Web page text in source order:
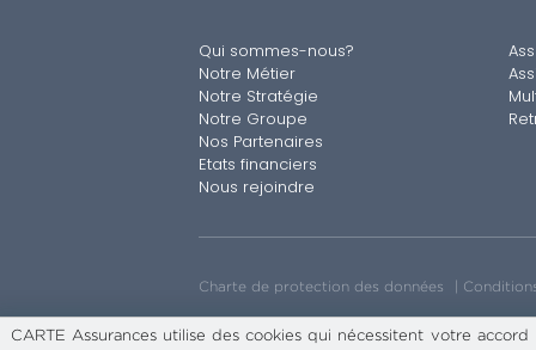
Qui sommes-nous?
Notre Métier
Notre Stratégie
Notre Groupe
Nos Partenaires
Etats financiers
Nous rejoindre
Charte de protection des données
CARTE Assurances utilise des cookies qui nécessitent votre